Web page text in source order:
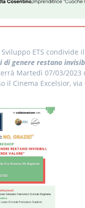
ETS condivide
di genere restano
Martedì 07/03/2023
il Cinema Excelsior, via